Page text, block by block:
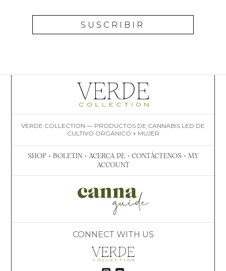
SUSCRIBIR
VERDE COLLECTION — PRODUCTOS DE CANNABIS LED DE
CULTIVO ORGÁNICO + MUJER
SHOP • BOLETIN • ACERCA DE • CONTÁCTENOS • MY
ACCOUNT
CONNECT WITH US